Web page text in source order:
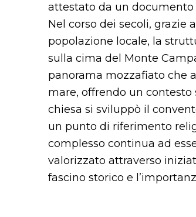
attestato da un documento
Nel corso dei secoli, grazie
popolazione locale, la
sulla cima del Monte
panorama mozzafiato che
mare, offrendo un
chiesa si sviluppò il
un punto di riferimento
complesso continua ad
valorizzato attraverso
fascino storico e